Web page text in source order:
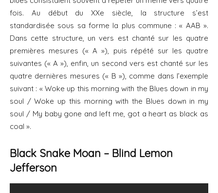
fois. Au début du XXe siècle, la structure s’est
standardisée sous sa forme la plus commune : « AAB ».
Dans cette structure, un vers est chanté sur les quatre
premières mesures (« A »), puis répété sur les quatre
suivantes (« A »), enfin, un second vers est chanté sur les
quatre dernières mesures (« B »), comme dans l’exemple
suivant : « Woke up this morning with the Blues down in my
soul / Woke up this morning with the Blues down in my
soul / My baby gone and left me, got a heart as black as
coal ».
Black Snake Moan – Blind Lemon
Jefferson